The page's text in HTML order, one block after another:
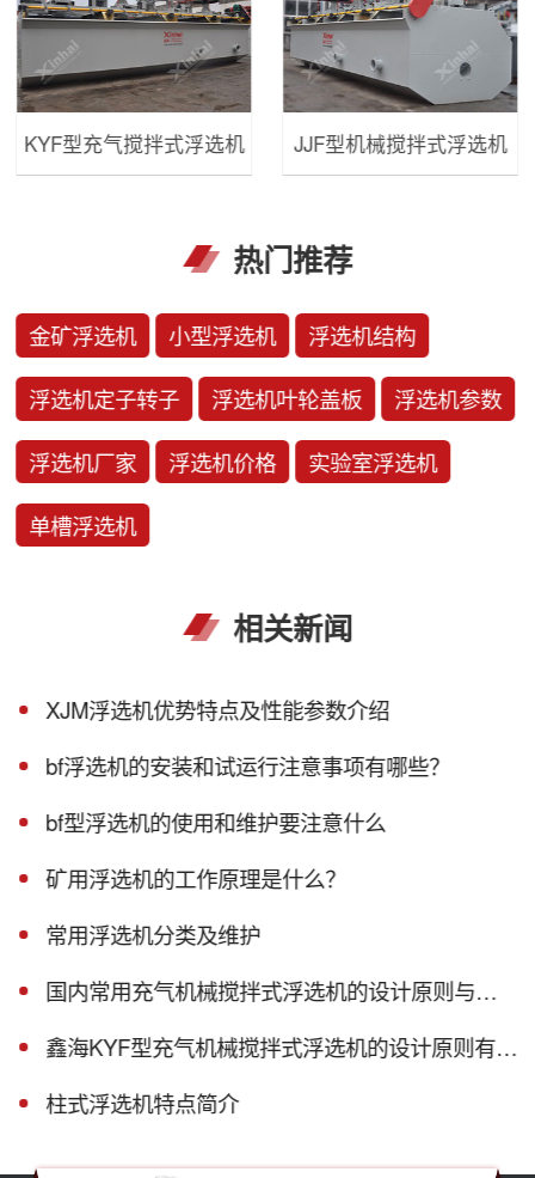
KYF型充气搅拌式浮选机 JJF型机械搅拌式浮选机
热门推荐
金矿浮选机 小型浮选机 浮选机结构
浮选机定子转子 浮选机叶轮盖板 浮选机参数
浮选机厂家 浮选机价格 实验室浮选机
单槽浮选机
相关新闻
XJM浮选机优势特点及性能参数介绍
bf浮选机的安装和试运行注意事项有哪些？
bf型浮选机的使用和维护要注意什么
矿用浮选机的工作原理是什么？
常用浮选机分类及维护
国内常用充气机械搅拌式浮选机的设计原则与工作原理
鑫海KYF型充气机械搅拌式浮选机的设计原则有哪些？
柱式浮选机特点简介